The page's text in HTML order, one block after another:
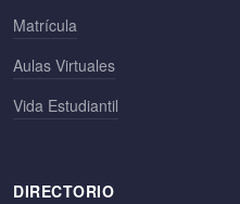
Matrícula
Aulas Virtuales
Vida Estudiantil
DIRECTORIO